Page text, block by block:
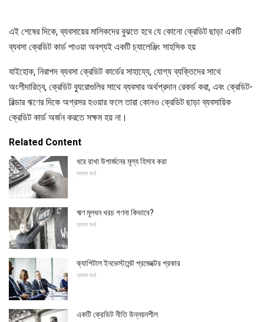
এই শেষের দিকে, ব্যবসায়ের মালিকদের বুঝতে হবে যে কোনো ক্রেডিট ছাড়া একটি
ব্যবসা ক্রেডিট কার্ড পাওয়া অবশ্যই একটি চ্যালেঞ্জিং সাহসিক হয়
যাইহোক, নিরাপদ ব্যবসা ক্রেডিট কার্ডের সাহায্যে, যোগ্য ব্যক্তিদের সাথে
অংশীদারিত্ব, ক্রেডিট ব্যুরোগুলির সাথে ব্যবসার অর্থপ্রদান রেকর্ড করা, এবং ক্রেডিট-
বিল্ডার ঋণের দিকে অগ্রসর হওয়ার ফলে তারা কোনও ক্রেডিট ছাড়া ব্যবসায়িক
ক্রেডিট কার্ড অর্জন করতে সক্ষম হয় না।
Related Content
ধরে রাখা উপার্জনের মূল্য হিসাব করা
ব্যবসা অর্থ
ঋণ মূলধন খরচ গণনা কিভাবে?
ব্যবসা অর্থ
ক্যাপিটাল ইনভেস্টমেন্ট প্রজেক্টের প্রকার
ব্যবসা অর্থ
একটি ক্রেডিট নীতি উন্নয়নশীল